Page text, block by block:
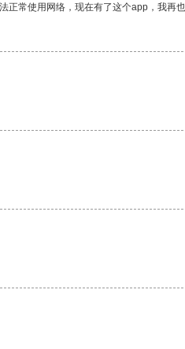
常使用网络，现在有了这个app，我再也